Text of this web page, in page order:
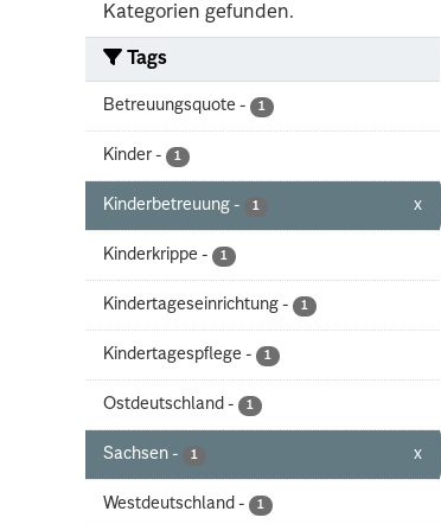
Kategorien gefunden.
Tags
Betreuungsquote - 1
Kinder - 1
Kinderbetreuung - 1 x
Kinderkrippe - 1
Kindertageseinrichtung - 1
Kindertagespflege - 1
Ostdeutschland - 1
Sachsen - 1 x
Westdeutschland - 1